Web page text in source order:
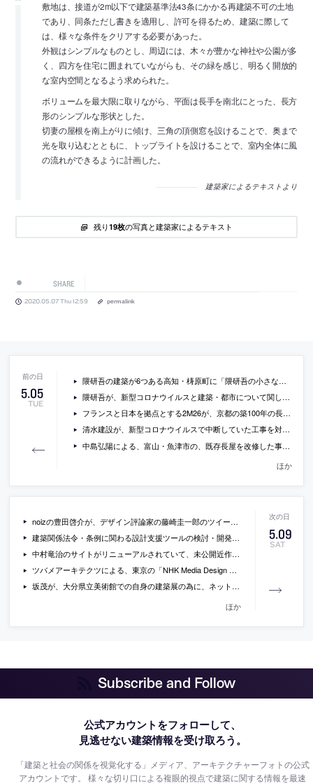
敷地は、接道が2m以下で建築基準法43条にかかる再建築不可の土地
であり、同条ただし書きを適用し、許可を得るため、建築に際して
は、様々な条件をクリアする必要があった。
外観はシンプルなものとし、周辺には、木々が豊かな神社や公園が多
く、四方を住宅に囲まれていながらも、その緑を感じ、明るく開放的
な室内空間となるよう求められた。
ボリュームを最大限に取りながら、平面は長手を南北にとった、長方
形のシンプルな形状とした。
切妻の屋根を南上がりに傾け、三角の頂側窓を設けることで、奥まで
光を取り込むとともに、トップライトを設けることで、室内全体に風
の流れができるように計画した。
建築家によるテキストより
残り19枚の写真と建築家によるテキスト
SHARE
2020.05.07 Thu 12:59 permalink
5.05
TUE
隈研吾の建築が6つある高知・梼原町に「隈研吾の小さなミュージアム」が設立。公式サイトではインタビュー動画なども閲覧可能
隈研吾が、新型コロナウイルスと建築・都市について関して語っている動画（20/4/23放送分）
フランスと日本を拠点とする2M26が、京都の築100年の長屋を改修した、生活の機能を筒状のスペースに収納することで、空間の多目的な使用を可能にした住宅「2m26 Kyoto House」の写真と図面
清水建設が、新型コロナウイルスで中断していた工事を対策をしたうえで、5/7から順次再開へ
中島弘陽による、富山・魚津市の、既存長屋を改修した事務所・店舗・住居「明るさの家」
ほか
5.09
SAT
noizの豊田啓介が、デザイン評論家の藤崎圭一郎のツイートを契機に語った、二項対立の注意点と学生が経験と実践すべきこと
建築関係法令・条例に関わる設計支援ツールの検討・開発の為に、設計支援ツール検討委員会が、実務状況調査のアンケートを実施中。回答者にはamazonギフト券が抽選で贈呈
中村竜治のサイトがリニューアルされていて、未公開近作も掲載
ツバメアーキテクツによる、東京の「NHK Media Design Studio」
坂茂が、大分県立美術館での自身の建築展の為に、ネットを使って遠隔地から収録したギャラリートークの動画
ほか
Subscribe and Follow
公式アカウントをフォローして、
見逃せない建築情報を受け取ろう。
「建築と社会の関係を視覚化する」メディア、アーキテクチャーフォトの公式
アカウントです。様々な切り口による複眼的視点で建築に関する情報を最速